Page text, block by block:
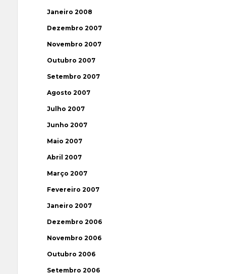
Janeiro 2008
Dezembro 2007
Novembro 2007
Outubro 2007
Setembro 2007
Agosto 2007
Julho 2007
Junho 2007
Maio 2007
Abril 2007
Março 2007
Fevereiro 2007
Janeiro 2007
Dezembro 2006
Novembro 2006
Outubro 2006
Setembro 2006